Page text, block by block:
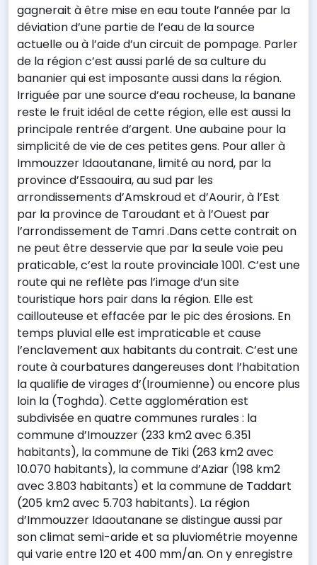
gagnerait à être mise en eau toute l’année par la
déviation d’une partie de l’eau de la source
actuelle ou à l’aide d’un circuit de pompage. Parler
de la région c’est aussi parlé de sa culture du
bananier qui est imposante aussi dans la région.
Irriguée par une source d’eau rocheuse, la banane
reste le fruit idéal de cette région, elle est aussi la
principale rentrée d’argent. Une aubaine pour la
simplicité de vie de ces petites gens. Pour aller à
Immouzzer Idaoutanane, limité au nord, par la
province d’Essaouira, au sud par les
arrondissements d’Amskroud et d’Aourir, à l’Est
par la province de Taroudant et à l’Ouest par
l’arrondissement de Tamri .Dans cette contrait on
ne peut être desservie que par la seule voie peu
praticable, c’est la route provinciale 1001. C’est une
route qui ne reflète pas l’image d’un site
touristique hors pair dans la région. Elle est
caillouteuse et effacée par le pic des érosions. En
temps pluvial elle est impraticable et cause
l’enclavement aux habitants du contrait. C’est une
route à courbatures dangereuses dont l’habitation
la qualifie de virages d’(Iroumienne) ou encore plus
loin la (Toghda). Cette agglomération est
subdivisée en quatre communes rurales : la
commune d’Imouzzer (233 km2 avec 6.351
habitants), la commune de Tiki (263 km2 avec
10.070 habitants), la commune d’Aziar (198 km2
avec 3.803 habitants) et la commune de Taddart
(205 km2 avec 5.703 habitants). La région
d’Immouzzer Idaoutanane se distingue aussi par
son climat semi-aride et sa pluviométrie moyenne
qui varie entre 120 et 400 mm/an. On y enregistre